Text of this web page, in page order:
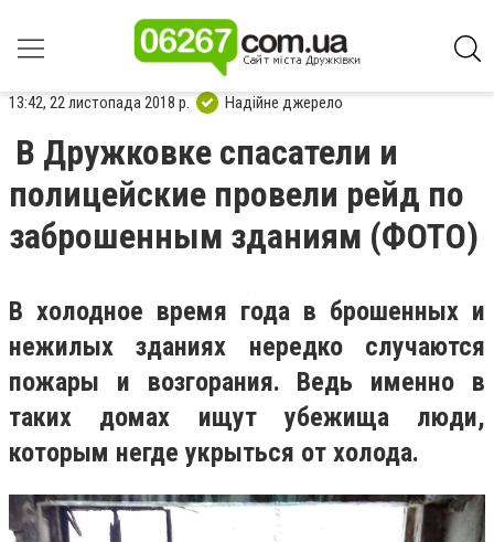
13:42, 22 листопада 2018 р. Надійне джерело
В Дружковке спасатели и
полицейские провели рейд по
заброшенным зданиям (ФОТО)
В холодное время года в брошенных и
нежилых зданиях нередко случаются
пожары и возгорания. Ведь именно в
таких домах ищут убежища люди,
которым негде укрыться от холода.